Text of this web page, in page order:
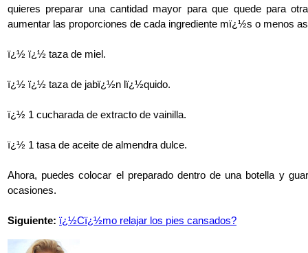
quieres preparar una cantidad mayor para que quede para
aumentar las proporciones de cada ingrediente mï¿½s o menos
ï¿½ ï¿½ taza de miel.
ï¿½ ï¿½ taza de jabï¿½n lï¿½quido.
ï¿½ 1 cucharada de extracto de vainilla.
ï¿½ 1 tasa de aceite de almendra dulce.
Ahora, puedes colocar el preparado dentro de una botella y
ocasiones.
Siguiente: ï¿½Cï¿½mo relajar los pies cansados?